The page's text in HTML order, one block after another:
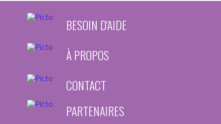
BESOIN D'AIDE
À PROPOS
CONTACT
PARTENAIRES